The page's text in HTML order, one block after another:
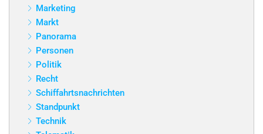
Marketing
Markt
Panorama
Personen
Politik
Recht
Schiffahrtsnachrichten
Standpunkt
Technik